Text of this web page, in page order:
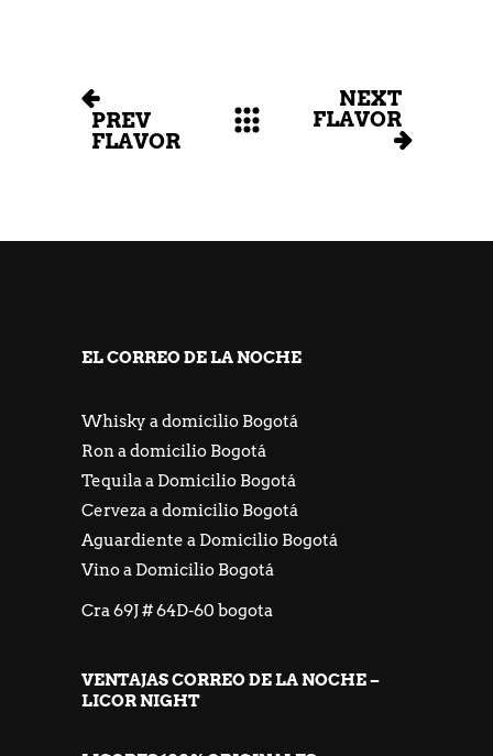
PREV
FLAVOR
NEXT
FLAVOR
EL CORREO DE LA NOCHE
Whisky a domicilio Bogotá
Ron a domicilio Bogotá
Tequila a Domicilio Bogotá
Cerveza a domicilio Bogotá
Aguardiente a Domicilio Bogotá
Vino a Domicilio Bogotá
Cra 69J # 64D-60 bogota
VENTAJAS CORREO DE LA NOCHE –
LICOR NIGHT